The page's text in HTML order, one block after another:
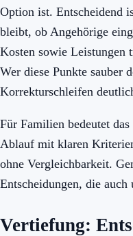
Option ist. Entscheidend
bleibt, ob Angehörige
Kosten sowie Leistungen
Wer diese Punkte sauber
Korrekturschleifen
Für Familien bedeutet
Ablauf mit klaren
ohne Vergleichbarkeit.
Entscheidungen, die
Vertiefung: